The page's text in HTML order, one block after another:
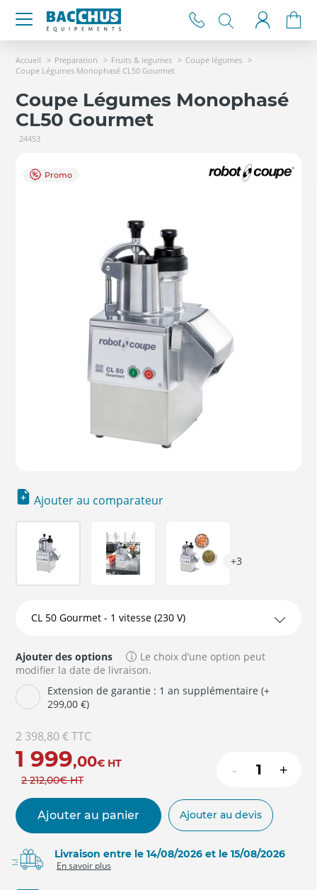
Accueil Preparation Fruits & legumes
Coupe légumes
Coupe Légumes Monophasé CL50 Gourmet
Coupe Légumes Monophasé
CL50 Gourmet
24453
Promo
Ajouter au comparateur
+3
Ajouter des options
Le choix d’une option peut
modifier la date de livraison.
Extension de garantie : 1 an supplémentaire (+
299,00 €)
2 398,80 €TTC
1 999,00€ HT
2 212,00€ HT
- +
Ajouter au panier Ajouter au devis
Livraison entre le 14/08/2026 et le 15/08/2026
En savoir plus